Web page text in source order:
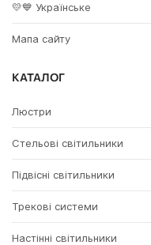
💛💙 Українське
Мапа сайту
КАТАЛОГ
Люстри
Стельові світильники
Підвісні світильники
Трекові системи
Настінні світильники